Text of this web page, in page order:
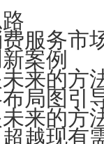
服务市
案例
来的方
局图引
来的方
越现有